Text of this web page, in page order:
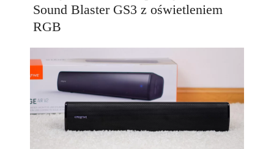
Sound Blaster GS3 z oświetleniem
RGB